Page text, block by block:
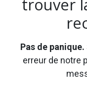
trouver
Pas de panique.
erreur de notre